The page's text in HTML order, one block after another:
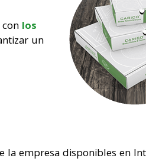
los
un
la empresa disponibles en